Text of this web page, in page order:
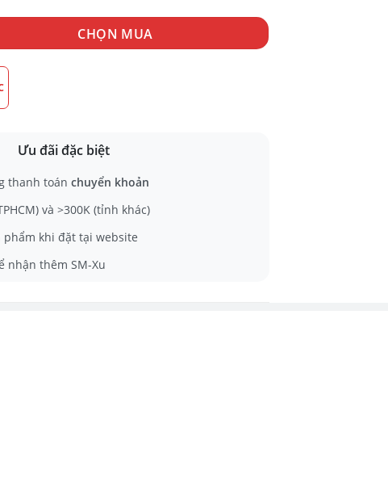
CHỌN MUA
Ưu đãi đặc biệt
thanh toán chuyển khoản
và >300K (tỉnh khác)
khi đặt tại website
nhận thêm SM-Xu